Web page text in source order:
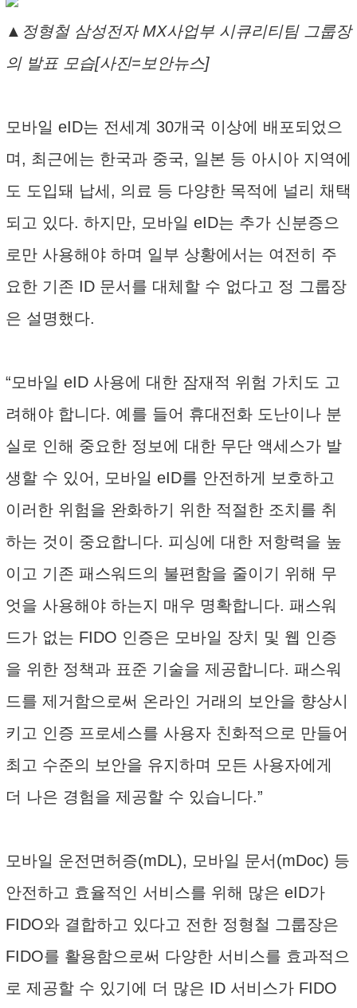
▲정형철 삼성전자 MX사업부 시큐리티팀 그룹장
의 발표 모습[사진=보안뉴스]
모바일 eID는 전세계 30개국 이상에 배포되었으
며, 최근에는 한국과 중국, 일본 등 아시아 지역에
도 도입돼 납세, 의료 등 다양한 목적에 널리 채택
되고 있다. 하지만, 모바일 eID는 추가 신분증으
로만 사용해야 하며 일부 상황에서는 여전히 주
요한 기존 ID 문서를 대체할 수 없다고 정 그룹장
은 설명했다.
“모바일 eID 사용에 대한 잠재적 위험 가치도 고
려해야 합니다. 예를 들어 휴대전화 도난이나 분
실로 인해 중요한 정보에 대한 무단 액세스가 발
생할 수 있어, 모바일 eID를 안전하게 보호하고
이러한 위험을 완화하기 위한 적절한 조치를 취
하는 것이 중요합니다. 피싱에 대한 저항력을 높
이고 기존 패스워드의 불편함을 줄이기 위해 무
엇을 사용해야 하는지 매우 명확합니다. 패스워
드가 없는 FIDO 인증은 모바일 장치 및 웹 인증
을 위한 정책과 표준 기술을 제공합니다. 패스워
드를 제거함으로써 온라인 거래의 보안을 향상시
키고 인증 프로세스를 사용자 친화적으로 만들어
최고 수준의 보안을 유지하며 모든 사용자에게
더 나은 경험을 제공할 수 있습니다.”
모바일 운전면허증(mDL), 모바일 문서(mDoc) 등
안전하고 효율적인 서비스를 위해 많은 eID가
FIDO와 결합하고 있다고 전한 정형철 그룹장은
FIDO를 활용함으로써 다양한 서비스를 효과적으
로 제공할 수 있기에 더 많은 ID 서비스가 FIDO